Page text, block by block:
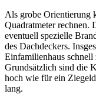
Als grobe Orientierung
Quadratmeter rechnen.
eventuell spezielle
des Dachdeckers.
Einfamilienhaus
Grundsätzlich sind die
hoch wie für ein
lang.